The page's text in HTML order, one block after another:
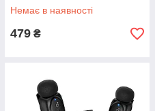
Немає в наявності
479 ₴